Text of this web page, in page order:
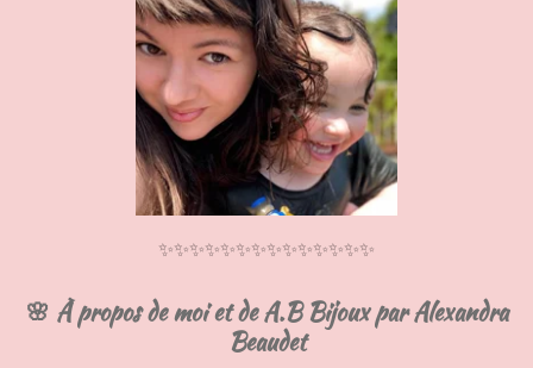
✨✨✨✨✨✨✨✨✨✨✨✨✨✨
🌸 À propos de moi et de A.B Bijoux par Alexandra
Beaudet